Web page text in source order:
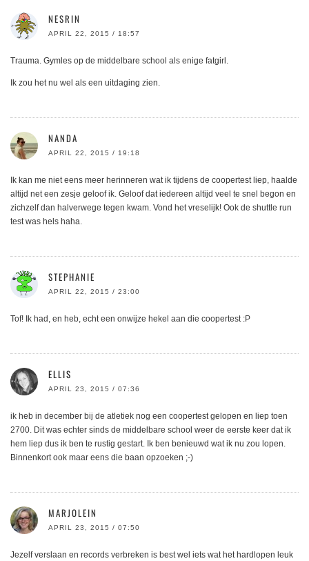
NESRIN
APRIL 22, 2015 / 18:57
Trauma. Gymles op de middelbare school als enige fatgirl.
Ik zou het nu wel als een uitdaging zien.
NANDA
APRIL 22, 2015 / 19:18
Ik kan me niet eens meer herinneren wat ik tijdens de coopertest liep, haalde
altijd net een zesje geloof ik. Geloof dat iedereen altijd veel te snel begon en
zichzelf dan halverwege tegen kwam. Vond het vreselijk! Ook de shuttle run
test was hels haha.
STEPHANIE
APRIL 22, 2015 / 23:00
Tof! Ik had, en heb, echt een onwijze hekel aan die coopertest :P
ELLIS
APRIL 23, 2015 / 07:36
ik heb in december bij de atletiek nog een coopertest gelopen en liep toen
2700. Dit was echter sinds de middelbare school weer de eerste keer dat ik
hem liep dus ik ben te rustig gestart. Ik ben benieuwd wat ik nu zou lopen.
Binnenkort ook maar eens die baan opzoeken ;-)
MARJOLEIN
APRIL 23, 2015 / 07:50
Jezelf verslaan en records verbreken is best wel iets wat het hardlopen leuk